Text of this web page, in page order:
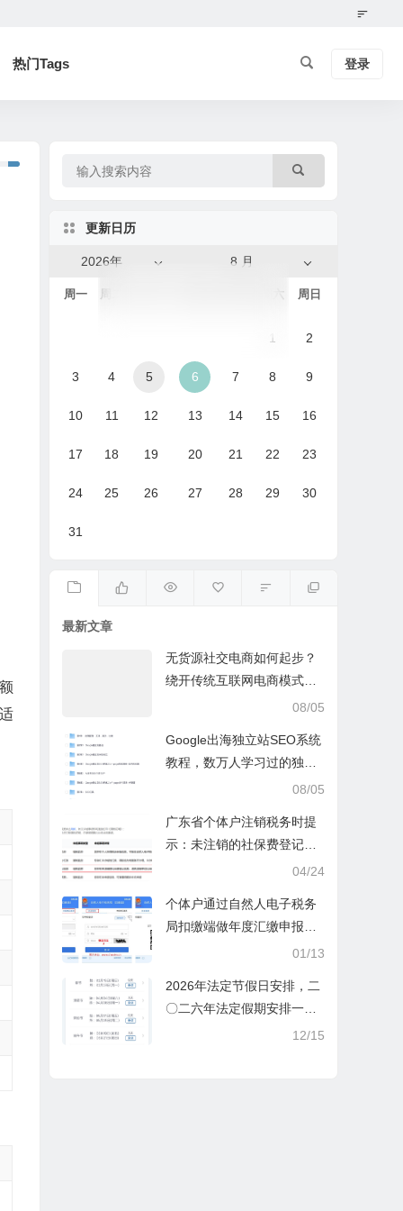
热门Tags 登录
更新日历
8 月
2026年
周一 周六 周日
1 2
3 4 5 6 7 8 9
10 11 12 13 14 15 16
17 18 19 20 21 22 23
24 25 26 27 28 29 30
31
最新文章
无货源社交电商如何起步？
绕开传统互联网电商模式撒
豆成兵，实现跨平台交易实
08/05
Google出海独立站SEO系统
教程，数万人学习过的独立
08/05
广东省个体户注销税务时提
示：未注销的社保费登记信
04/24
个体户通过自然人电子税务
局扣缴端做年度汇缴申报税
时显示要交税，不是可以免
01/13
2026年法定节假日安排，二
〇二六年法定假期安排一览
12/15